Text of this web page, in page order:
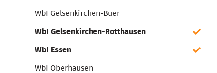
WbI Gelsenkirchen-Buer
WbI Gelsenkirchen-Rotthausen
WbI Essen
WbI Oberhausen